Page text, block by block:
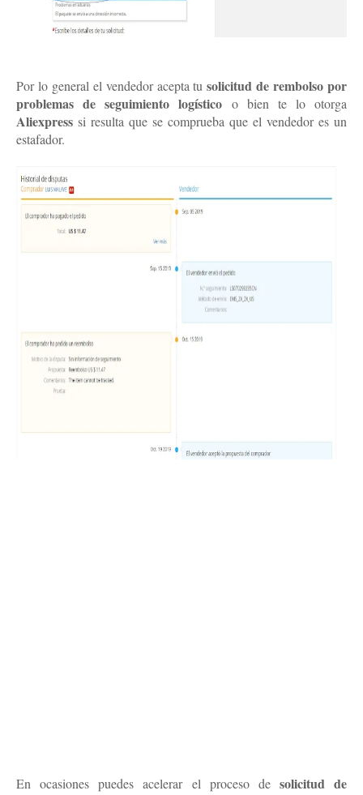
Por lo general el vendedor acepta tusolicitud de rembolso por
problemas de seguimiento logístico o bien te lo otorga
Aliexpress si resulta que se comprueba que el vendedor es un
estafador.
En ocasiones puedes acelerar el proceso de solicitud de